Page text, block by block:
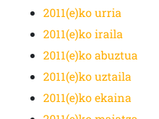
2011(e)ko urria
2011(e)ko iraila
2011(e)ko abuztua
2011(e)ko uztaila
2011(e)ko ekaina